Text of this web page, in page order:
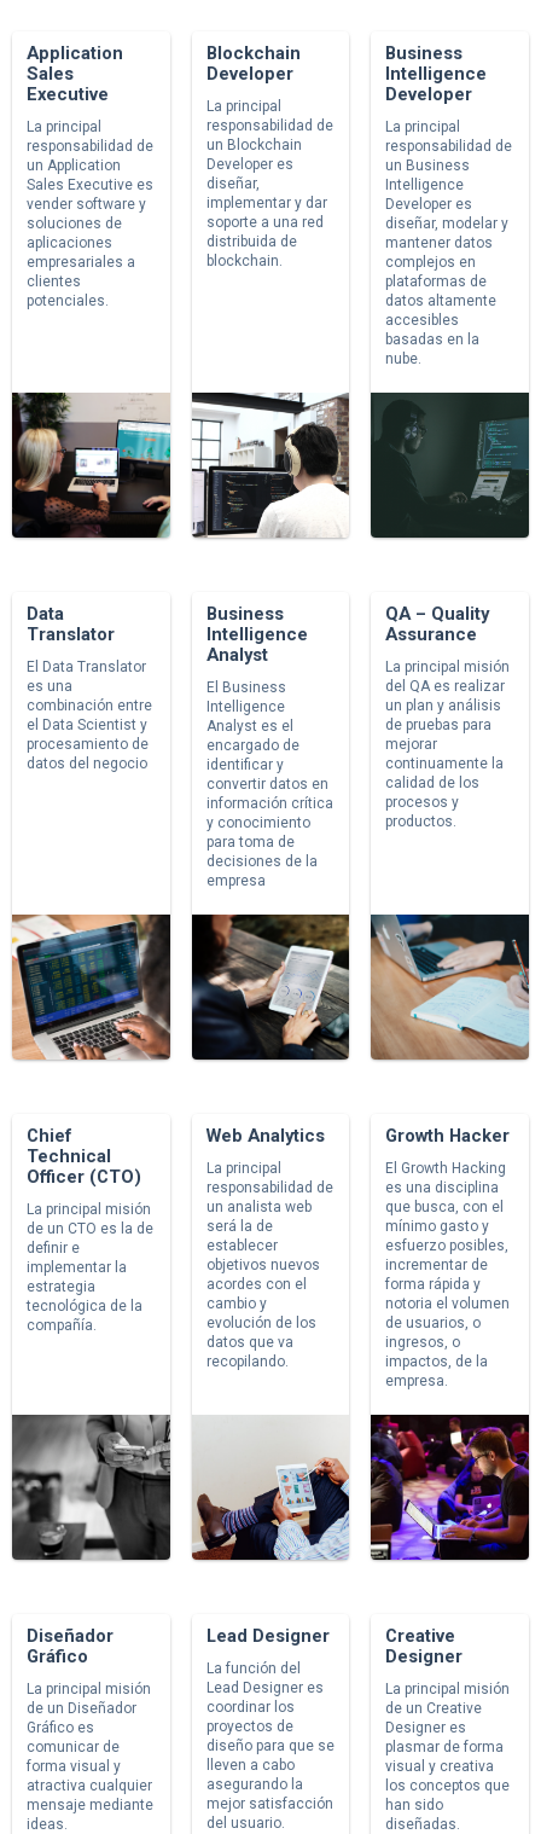
Application
Sales
Executive
La principal
responsabilidad de
un Application
Sales Executive es
vender software y
soluciones de
aplicaciones
empresariales a
clientes
potenciales.
Blockchain
Developer
La principal
responsabilidad de
un Blockchain
Developer es
diseñar,
implementar y dar
soporte a una red
distribuida de
blockchain.
Business
Intelligence
Developer
La principal
responsabilidad de
un Business
Intelligence
Developer es
diseñar, modelar y
mantener datos
complejos en
plataformas de
datos altamente
accesibles
basadas en la
nube.
Data
Translator
El Data Translator
es una
combinación entre
el Data Scientist y
procesamiento de
datos del negocio
Business
Intelligence
Analyst
El Business
Intelligence
Analyst es el
encargado de
identificar y
convertir datos en
información crítica
y conocimiento
para toma de
decisiones de la
empresa
QA – Quality
Assurance
La principal misión
del QA es realizar
un plan y análisis
de pruebas para
mejorar
continuamente la
calidad de los
procesos y
productos.
Chief
Technical
Officer (CTO)
La principal misión
de un CTO es la de
definir e
implementar la
estrategia
tecnológica de la
compañía.
Web Analytics
La principal
responsabilidad de
un analista web
será la de
establecer
objetivos nuevos
acordes con el
cambio y
evolución de los
datos que va
recopilando.
Growth Hacker
El Growth Hacking
es una disciplina
que busca, con el
mínimo gasto y
esfuerzo posibles,
incrementar de
forma rápida y
notoria el volumen
de usuarios, o
ingresos, o
impactos, de la
empresa.
Diseñador
Gráfico
La principal misión
de un Diseñador
Gráfico es
comunicar de
forma visual y
atractiva cualquier
mensaje mediante
ideas.
Lead Designer
La función del
Lead Designer es
coordinar los
proyectos de
diseño para que se
lleven a cabo
asegurando la
mejor satisfacción
del usuario.
Creative
Designer
La principal misión
de un Creative
Designer es
plasmar de forma
visual y creativa
los conceptos que
han sido
diseñadas.